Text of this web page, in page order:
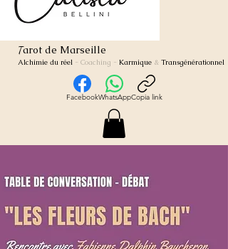
Tarot de Marseille
Alchimie du réel - Coaching - Karmique & Transgénérationnel
FacebookWhatsAppCopia link